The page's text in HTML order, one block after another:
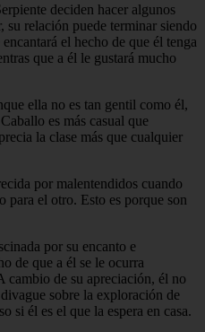
deciden hacer algunos
su relación puede terminar siendo
el hecho de que él tenga
que a él le gustará mucho
ella no es tan gentil como él,
es más casual que
la clase más que cualquier
por malentendidos cuando
para el otro. Esto es porque son
por su encanto e
de que a él se le ocurra
cambio de su apreciación, él no
sobre la exploración de
si él es el que la espera en casa.